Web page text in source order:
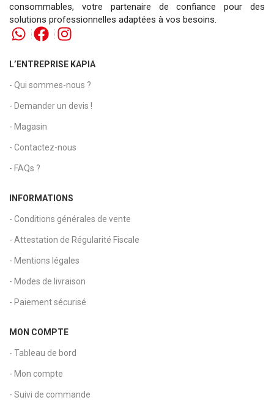
consommables, votre partenaire de confiance pour des
solutions professionnelles adaptées à vos besoins.
L’ENTREPRISE KAPIA
- Qui sommes-nous ?
- Demander un devis !
- Magasin
- Contactez-nous
- FAQs ?
INFORMATIONS
- Conditions générales de vente
- Attestation de Régularité Fiscale
- Mentions légales
- Modes de livraison
- Paiement sécurisé
MON COMPTE
- Tableau de bord
- Mon compte
- Suivi de commande